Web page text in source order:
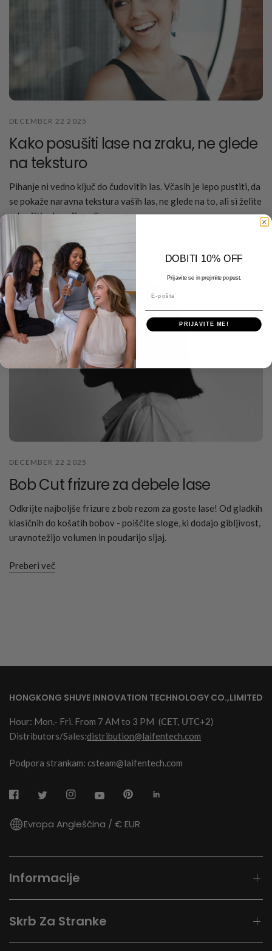
DECEMBER 22 2025
Kako posušiti lase na zraku, ne glede
na teksturo
Pihanje ni vedno ključ do čudovitih las. Včasih je lepo pustiti, da
se pokaže naravna tekstura vaših las, ne glede na to, ali si želite
odpočiti od vročine ali...
Preberi več
DECEMBER 22 2025
Bob Cut frizure za debele lase
Odkrijte najboljše frizure z bob rezom za goste lase! Od gladkih
klasičnih do košatih bobov - poiščite sloge, ki dodajo gibljivost,
uravnotežijo volumen in poudarijo sijaj.
Preberi več
HONGKONG SHUYE INNOVATION TECHNOLOGY CO.,LIMITED
Hour: Mon.- Fri. From 7 AM to 3 PM (CET, UTC+2)
Distributors/Sales:distribution@laifentech.com
Podpora strankam: csteam@laifentech.com
Evropa Angleščina / € EUR
Informacije
Skrb Za Stranke
DOBITI 10% OFF
Prijavite se in prejmite popust.
PRIJAVITE ME!